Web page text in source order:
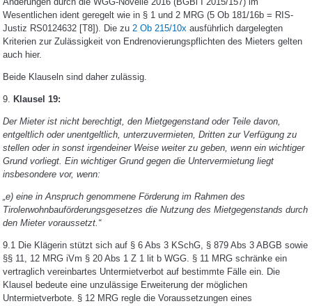
Wesentlichen ident geregelt wie in § 1 und 2 MRG (5 Ob 181/16b = RIS-
Justiz RS0124632 [T8]). Die zu 2 Ob 215/10x ausführlich dargelegten
Kriterien zur Zulässigkeit von Endrenovierungspflichten des Mieters gelten
auch hier.
Beide Klauseln sind daher zulässig.
9. Klausel 19:
Der Mieter ist nicht berechtigt, den Mietgegenstand oder Teile davon,
entgeltlich oder unentgeltlich, unterzuvermieten, Dritten zur Verfügung zu
stellen oder in sonst irgendeiner Weise weiter zu geben, wenn ein wichtiger
Grund vorliegt. Ein wichtiger Grund gegen die Untervermietung liegt
insbesondere vor, wenn:
„e) eine in Anspruch genommene Förderung im Rahmen des
Tirolerwohnbauförderungsgesetzes die Nutzung des Mietgegenstands durch
den Mieter voraussetzt.“
9.1 Die Klägerin stützt sich auf § 6 Abs 3 KSchG, § 879 Abs 3 ABGB sowie
§§ 11, 12 MRG iVm § 20 Abs 1 Z 1 lit b WGG. § 11 MRG schränke ein
vertraglich vereinbartes Untermietverbot auf bestimmte Fälle ein. Die
Klausel bedeute eine unzulässige Erweiterung der möglichen
Untermietverbote. § 12 MRG regle die Voraussetzungen eines